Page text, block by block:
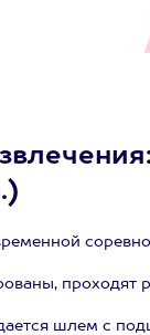
проходят
шлем с